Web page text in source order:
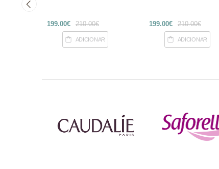
199.00€ 210.00€
ADICIONAR
199.00€ 210.00€
ADICIONAR